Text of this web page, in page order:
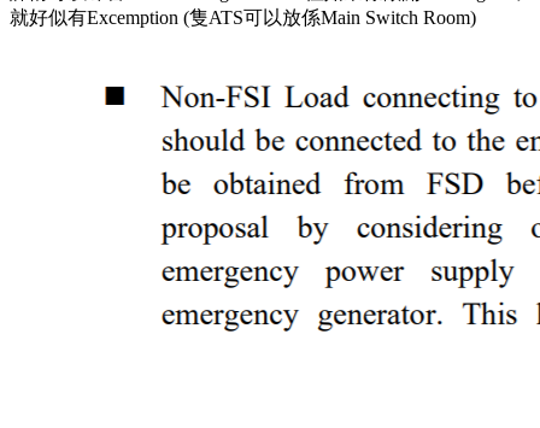
就好似有Excemption (隻ATS可以放係Main Switch Room)